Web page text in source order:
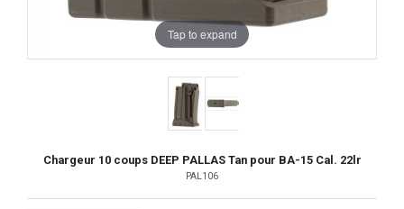
Tap to expand
Chargeur 10 coups DEEP PALLAS Tan pour BA-15 Cal. 22lr
PAL106